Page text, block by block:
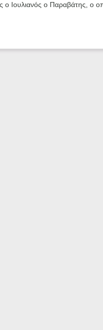
ο Ιουλιανός ο Παραβάτης, ο